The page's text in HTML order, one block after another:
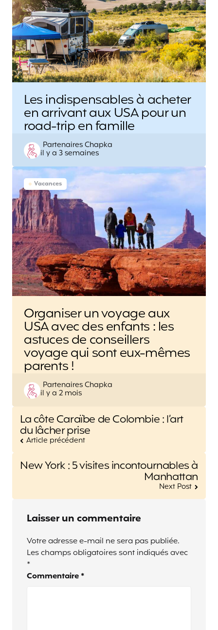
Les indispensables à acheter
en arrivant aux USA pour un
road-trip en famille
Posted
by
Partenaires Chapka
il y a 3 semaines
Vacances
Organiser un voyage aux
USA avec des enfants : les
astuces de conseillers
voyage qui sont eux-mêmes
parents !
Posted
by
Partenaires Chapka
il y a 2 mois
Post
navigation
La côte Caraïbe de Colombie : l’art
du lâcher prise
Article précédent
New York : 5 visites incontournables à
Manhattan
Next Post
Laisser un commentaire
Votre adresse e-mail ne sera pas publiée.
Les champs obligatoires sont indiqués avec
*
Commentaire *